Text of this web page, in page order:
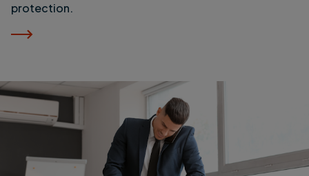
protection.